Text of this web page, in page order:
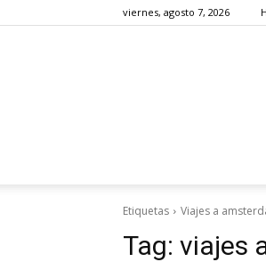
viernes, agosto 7, 2026
Etiquetas Viajes a
Tag: viajes